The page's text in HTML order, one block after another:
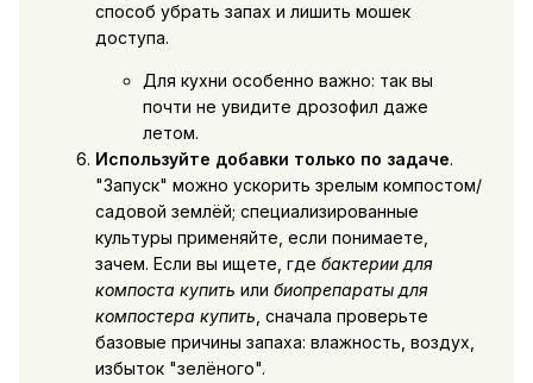
способ убрать запах и лишить мошек
доступа.
Для кухни особенно важно: так вы
почти не увидите дрозофил даже
летом.
Используйте добавки только по задаче.
"Запуск" можно ускорить зрелым компостом/
садовой землёй; специализированные
культуры применяйте, если понимаете,
зачем. Если вы ищете, где бактерии для
компоста купить или биопрепараты для
компостера купить , сначала проверьте
базовые причины запаха: влажность, воздух,
избыток "зелёного".